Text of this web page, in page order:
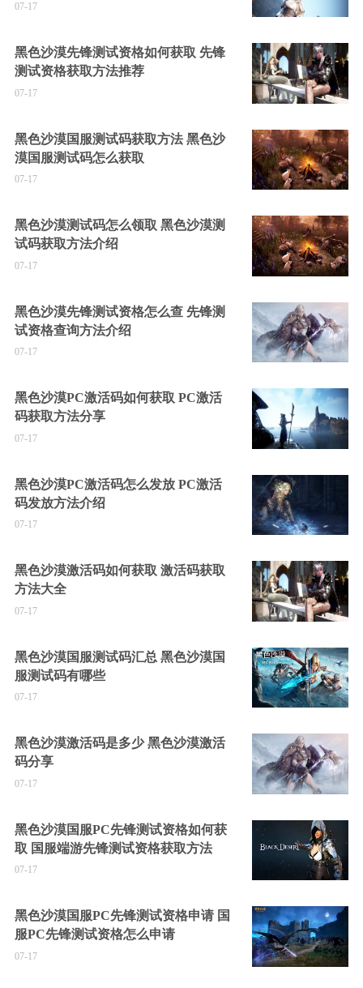
07-17
黑色沙漠先锋测试资格如何获取 先锋
测试资格获取方法推荐
07-17
黑色沙漠国服测试码获取方法 黑色沙
漠国服测试码怎么获取
07-17
黑色沙漠测试码怎么领取 黑色沙漠测
试码获取方法介绍
07-17
黑色沙漠先锋测试资格怎么查 先锋测
试资格查询方法介绍
07-17
黑色沙漠PC激活码如何获取 PC激活
码获取方法分享
07-17
黑色沙漠PC激活码怎么发放 PC激活
码发放方法介绍
07-17
黑色沙漠激活码如何获取 激活码获取
方法大全
07-17
黑色沙漠国服测试码汇总 黑色沙漠国
服测试码有哪些
07-17
黑色沙漠激活码是多少 黑色沙漠激活
码分享
07-17
黑色沙漠国服PC先锋测试资格如何获
取 国服端游先锋测试资格获取方法
07-17
黑色沙漠国服PC先锋测试资格申请 国
服PC先锋测试资格怎么申请
07-17